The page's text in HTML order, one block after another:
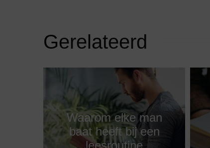
Gerelateerd
Waarom elke man
baat heeft bij een
leesroutine